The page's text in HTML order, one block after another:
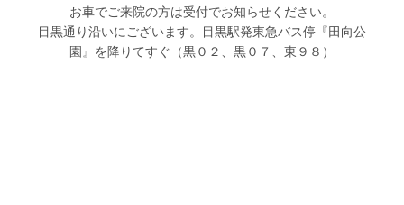
お車でご来院の方は受付でお知らせください。
目黒通り沿いにございます。目黒駅発東急バス停『田向公
園』を降りてすぐ（黒０２、黒０７、東９８）